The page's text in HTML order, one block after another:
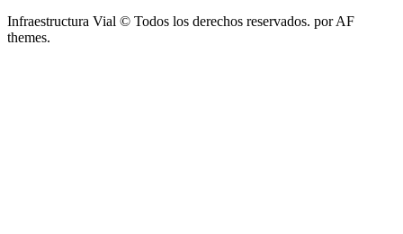
Infraestructura Vial © Todos los derechos reservados. por AF
themes.